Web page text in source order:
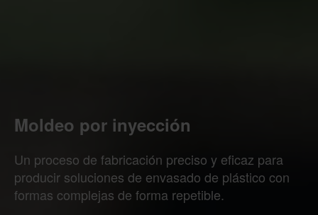
Moldeo por inyección
Un proceso de fabricación preciso y eficaz para
producir soluciones de envasado de plástico con
formas complejas de forma repetible.